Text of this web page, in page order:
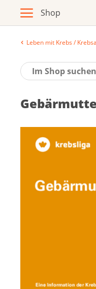
Zur
Leben mit Krebs /